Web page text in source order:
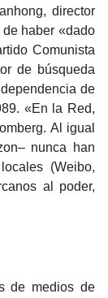
director
haber «dado
Comunista
de búsqueda
de
«En la Red,
Al igual
nunca han
(Weibo,
al poder,
de medios de